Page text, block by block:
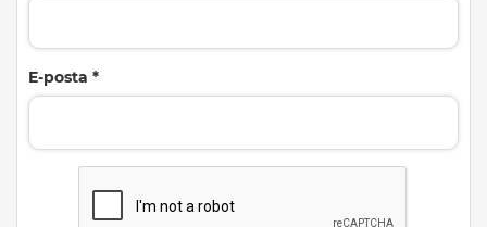
E-posta *